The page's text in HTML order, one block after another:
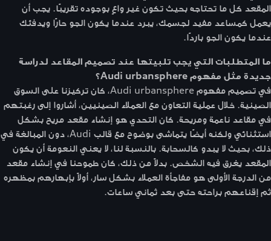
المقعد كل ما تحتاجه بحيث تكون غير واعٍ بوجوده تقريبًا. يجب أن
يعمل كمساعد مفيد لجسمك، يبرد عندما يكون الجو حارًا ويدفئك
عندما يكون الجو باردًا.
ما المتطلبات التي يجب تلبيتها عند تصميم المقاعد لدراسة
جديدة مثل مفهوم Audi urbansphere؟
في تصميم مفهوم Audi urbansphere، كان تركيزنا على السوق
الصينية. خلال عملية التعاون مع العملاء الصينيين، أشاروا إلى رغبتهم
في مقاعد ناعمة ومريحة. كان التحدي هو إنشاء مقعد مريح بشكل
استثنائي ولكنه أيضًا يتماشى بوضوح مع قالب Audi، دون المبالغة في
ذلك، بحيث لا يبدو كالسحابة. بالنسبة لنا، لا يعني النعومة أن يكون
المقعد يغرق فيه الشخص. بدلاً من ذلك، كان طموحنا في إنشاء مقعد
من الدرجة الأولى هو مفاجأة العملاء بشكل سار، أولاً بإبهارهم بمظهره
ثم إقناعهم براحته حتى بعد ثماني ساعات.